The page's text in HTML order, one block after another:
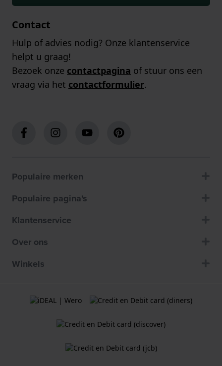
Contact
Hulp of advies nodig? Onze klantenservice
helpt u graag!
Bezoek onze contactpagina of stuur ons een
vraag via het contactformulier.
Populaire merken
Populaire pagina's
Klantenservice
Over ons
Winkels